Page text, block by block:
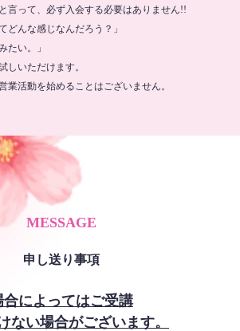
言って、必ず入会する必要はありません!!
どんな感じなんだろう？」
たい。」
しいただけます。
活動を始めることはございません。
MESSAGE
申し送り事項
合によってはご受講
ない場合がございます。